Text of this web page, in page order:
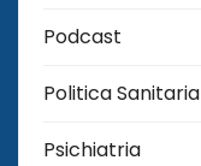
Podcast
Politica Sanitaria
Psichiatria